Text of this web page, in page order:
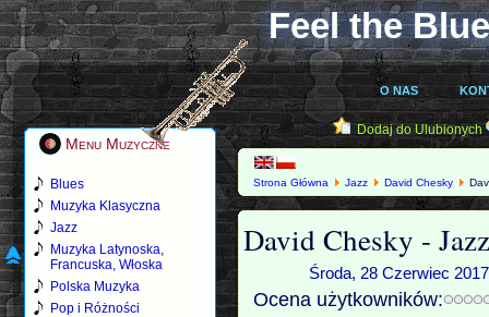
Feel the
O NAS
Menu Muzyczne
Blues
Muzyka Klasyczna
Jazz
Muzyka Latynoska,
Francuska, Włoska
Polska Muzyka
Pop i Różności
Dodaj do Ulubionych
Strona Główna Jazz David Chesky
David Chesky -
Środa, 28 Czerwiec
Ocena użytkowników: